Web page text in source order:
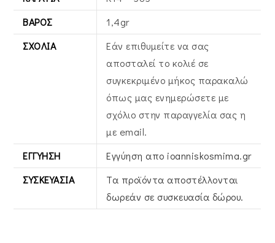
ΒΆΡΟΣ
1,4gr
ΣΧΌΛΙΑ
Εάν επιθυμείτε να σας
αποσταλεί το κολιέ σε
συγκεκριμένο μήκος παρακαλώ
όπως μας ενημερώσετε με
σχόλιο στην παραγγελία σας η
με email.
ΕΓΓΎΗΣΗ
Εγγύηση απο ioanniskosmima.gr
ΣΥΣΚΕΥΑΣΊΑ
Τα προϊόντα αποστέλλονται
δωρεάν σε συσκευασία δώρου.